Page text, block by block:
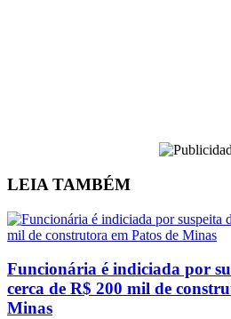
LEIA TAMBÉM
Funcionária é indiciada por
cerca de R$ 200 mil de
Minas